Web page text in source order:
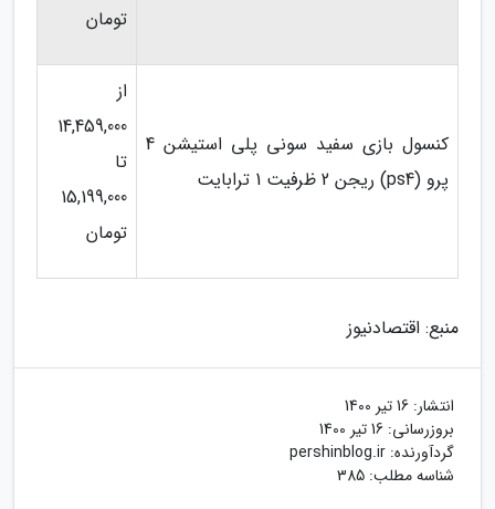
تومان
کنسول بازی سفید سونی پلی استیشن 4
پرو (ps4) ریجن 2 ظرفیت 1 ترابایت
از
14,459,000
تا
15,199,000
تومان
منبع: اقتصادنیوز
انتشار: 16 تیر 1400
بروزرسانی: 16 تیر 1400
گردآورنده: pershinblog.ir
شناسه مطلب: 385